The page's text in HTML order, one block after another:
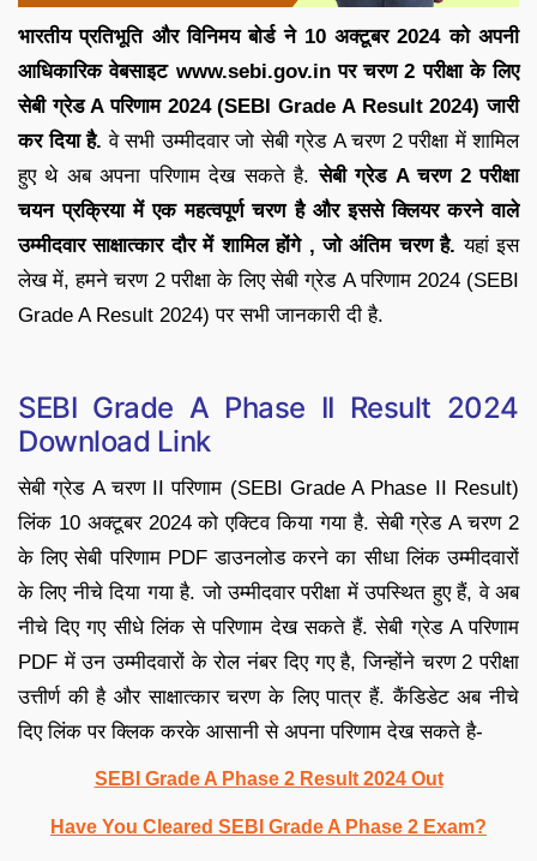
भारतीय प्रतिभूति और विनिमय बोर्ड ने 10 अक्टूबर 2024 को अपनी
आधिकारिक वेबसाइट www.sebi.gov.in पर चरण 2 परीक्षा के लिए
सेबी ग्रेड A परिणाम 2024 (SEBI Grade A Result 2024) जारी
कर दिया है.वे सभी उम्मीदवार जो सेबी ग्रेड A चरण 2 परीक्षा में शामिल
हुए थे अब अपना परिणाम देख सकते है.सेबी ग्रेड A चरण 2 परीक्षा
चयन प्रक्रिया में एक महत्वपूर्ण चरण है और इससे क्लियर करने वाले
उम्मीदवार साक्षात्कार दौर में शामिल होंगे , जो अंतिम चरण है. यहां इस
लेख में, हमने चरण 2 परीक्षा के लिए सेबी ग्रेड A परिणाम 2024 (SEBI
Grade A Result 2024) पर सभी जानकारी दी है.
SEBI Grade A Phase II Result 2024
Download Link
सेबी ग्रेड A चरण II परिणाम (SEBI Grade A Phase II Result)
लिंक 10 अक्टूबर 2024 को एक्टिव किया गया है. सेबी ग्रेड A चरण 2
के लिए सेबी परिणाम PDF डाउनलोड करने का सीधा लिंक उम्मीदवारों
के लिए नीचे दिया गया है. जो उम्मीदवार परीक्षा में उपस्थित हुए हैं, वे अब
नीचे दिए गए सीधे लिंक से परिणाम देख सकते हैं. सेबी ग्रेड A परिणाम
PDF में उन उम्मीदवारों के रोल नंबर दिए गए है, जिन्होंने चरण 2 परीक्षा
उत्तीर्ण की है और साक्षात्कार चरण के लिए पात्र हैं. कैंडिडेट अब नीचे
दिए लिंक पर क्लिक करके आसानी से अपना परिणाम देख सकते है-
SEBI Grade A Phase 2 Result 2024 Out
Have You Cleared SEBI Grade A Phase 2 Exam?